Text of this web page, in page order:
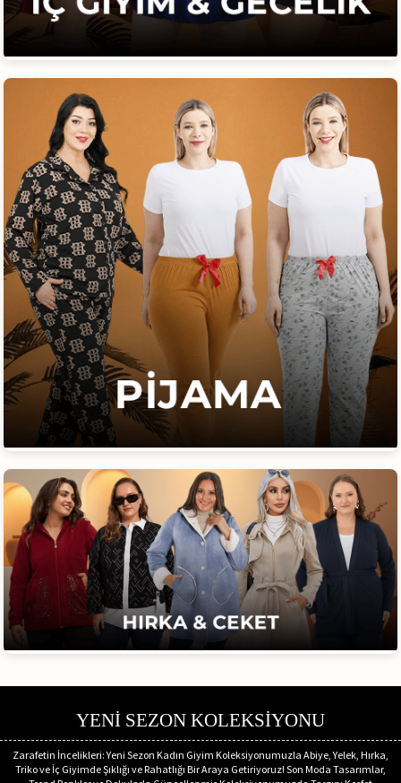
YENİ SEZON KOLEKSİYONU
Zarafetin İncelikleri: Yeni Sezon Kadın Giyim Koleksiyonumuzla Abiye, Yelek, Hırka,
Triko ve İç Giyimde Şıklığı ve Rahatlığı Bir Araya Getiriyoruz! Son Moda Tasarımlar,